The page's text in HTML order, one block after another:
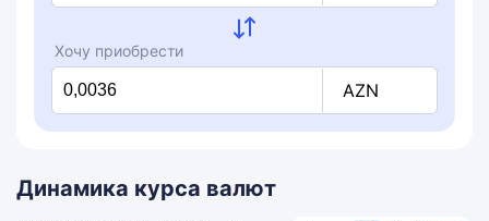
Хочу приобрести
AZN
Динамика курса валют